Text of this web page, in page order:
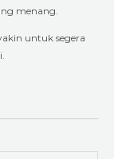
menang.
untuk segera